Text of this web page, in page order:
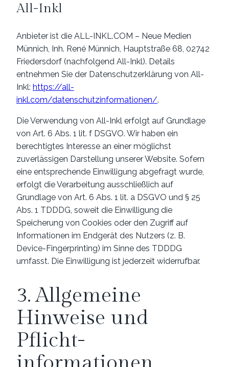
All-Inkl
Anbieter ist die ALL-INKL.COM – Neue Medien
Münnich, Inh. René Münnich, Hauptstraße 68, 02742
Friedersdorf (nachfolgend All-Inkl). Details
entnehmen Sie der Datenschutzerklärung von All-
Inkl: https://all-
inkl.com/datenschutzinformationen/.
Die Verwendung von All-Inkl erfolgt auf Grundlage
von Art. 6 Abs. 1 lit. f DSGVO. Wir haben ein
berechtigtes Interesse an einer möglichst
zuverlässigen Darstellung unserer Website. Sofern
eine entsprechende Einwilligung abgefragt wurde,
erfolgt die Verarbeitung ausschließlich auf
Grundlage von Art. 6 Abs. 1 lit. a DSGVO und § 25
Abs. 1 TDDDG, soweit die Einwilligung die
Speicherung von Cookies oder den Zugriff auf
Informationen im Endgerät des Nutzers (z. B.
Device-Fingerprinting) im Sinne des TDDDG
umfasst. Die Einwilligung ist jederzeit widerrufbar.
3. Allgemeine
Hinweise und
Pflicht­